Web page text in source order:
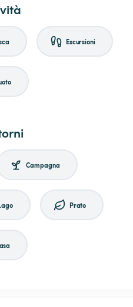
Escursioni
Campagna
Prato